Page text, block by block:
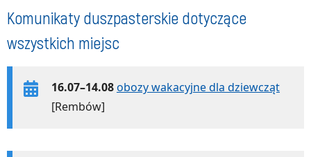
Komunikaty duszpasterskie dotyczące
wszystkich miejsc
16.07–14.08obozy wakacyjne dla dziewcząt
[Rembów]